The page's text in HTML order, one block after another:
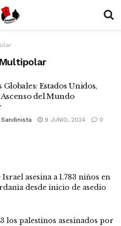
Globales: Estados Unidos,
del Mundo
9 JUNIO, 2024 0
asesina a 1.783 niños en
desde inicio de asedio
los palestinos asesinados por